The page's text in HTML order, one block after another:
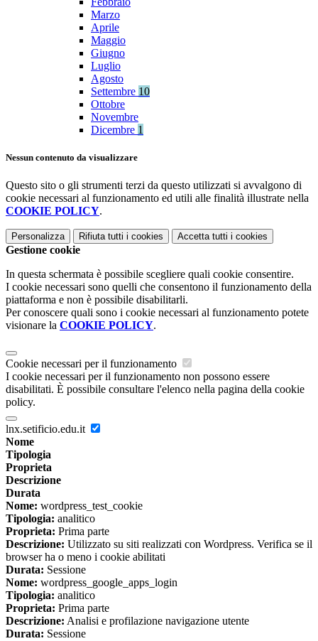
Marzo
Aprile
Maggio
Giugno
Luglio
Agosto
Settembre 10
Ottobre
Novembre
Dicembre 1
Nessun contenuto da visualizzare
Questo sito o gli strumenti terzi da questo utilizzati si avvalgono di
cookie necessari al funzionamento ed utili alle finalità illustrate nella
COOKIE POLICY.
Personalizza Rifiuta tutti i cookies Accetta tutti i cookies
Gestione cookie
In questa schermata è possibile scegliere quali cookie consentire.
I cookie necessari sono quelli che consentono il funzionamento della
piattaforma e non è possibile disabilitarli.
Per conoscere quali sono i cookie necessari al funzionamento potete
visionare la COOKIE POLICY.
Cookie necessari per il funzionamento
I cookie necessari per il funzionamento non possono essere
disabilitati. È possibile consultare l'elenco nella pagina della cookie
policy.
lnx.setificio.edu.it
Nome
Tipologia
Proprieta
Descrizione
Durata
Nome: wordpress_test_cookie
Tipologia: analitico
Proprieta: Prima parte
Descrizione: Utilizzato su siti realizzati con Wordpress. Verifica se il
browser ha o meno i cookie abilitati
Durata: Sessione
Nome: wordpress_google_apps_login
Tipologia: analitico
Proprieta: Prima parte
Descrizione: Analisi e profilazione navigazione utente
Durata: Sessione